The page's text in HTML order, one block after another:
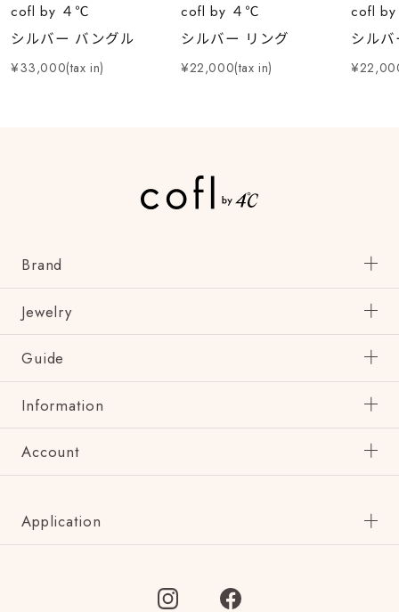
cofl by ４℃
シルバー バングル
¥33,000(tax in)
cofl by ４℃
シルバー リング
¥22,000(tax in)
cofl
シル
Brand
Jewelry
Guide
Information
Account
Application